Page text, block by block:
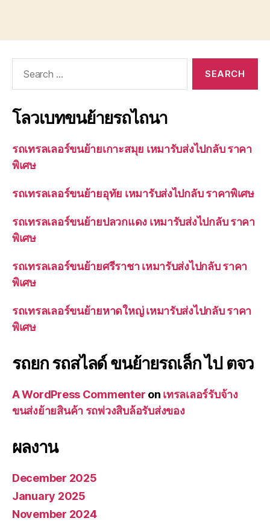
โลวเบทขนย้ายรถไถนา
รถเทรลเลอร์ขนย้ายเกาะสมุย เหมารับส่งไปกลับ ราคา
พิเศษ
รถเทรลเลอร์ขนย้ายอุทัย เหมารับส่งไปกลับ ราคาพิเศษ
รถเทรลเลอร์ขนย้ายปลวกแดง เหมารับส่งไปกลับ ราคา
พิเศษ
รถเทรลเลอร์ขนย้ายศรีราชา เหมารับส่งไปกลับ ราคา
พิเศษ
รถเทรลเลอร์ขนย้ายหาดใหญ่ เหมารับส่งไปกลับ ราคา
พิเศษ
รถยก รถสไลด์ ขนย้ายรถเล็ก ไป ตจว
A WordPress Commenter on เทรลเลอร์รับจ้าง
ขนส่งย้ายสินค้า รถพ่วงสิบล้อรับส่งของ
ผลงาน
December 2025
January 2025
November 2024